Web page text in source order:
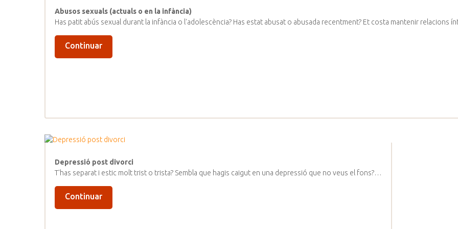
Abusos sexuals (actuals o en la infància)
Has patit abús sexual durant la infància o l'adolescència? Has estat abusat o abusada recentment? Et costa mantenir relacions
Continuar
Depressió post divorci
T'has separat i estic molt trist o trista? Sembla que hagis caigut en una depressió que no veus el fons?…
Continuar